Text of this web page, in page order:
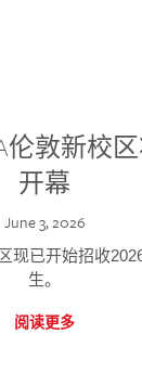
伦敦新校
开幕
June 3, 2026
现已开始招收
生。
阅读更多